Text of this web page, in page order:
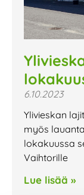
6.10.2023
Ylivieskan
myös
lokakuussa
Vaihtorille
Lue lisää »